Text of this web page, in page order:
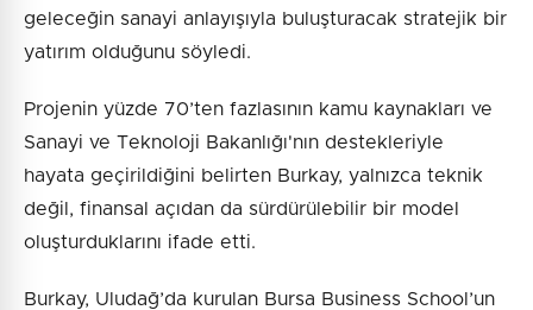
geleceğin sanayi anlayışıyla buluşturacak stratejik bir
yatırım olduğunu söyledi.
Projenin yüzde 70’ten fazlasının kamu kaynakları ve
Sanayi ve Teknoloji Bakanlığı'nın destekleriyle
hayata geçirildiğini belirten Burkay, yalnızca teknik
değil, finansal açıdan da sürdürülebilir bir model
oluşturduklarını ifade etti.
Burkay, Uludağ’da kurulan Bursa Business School’un